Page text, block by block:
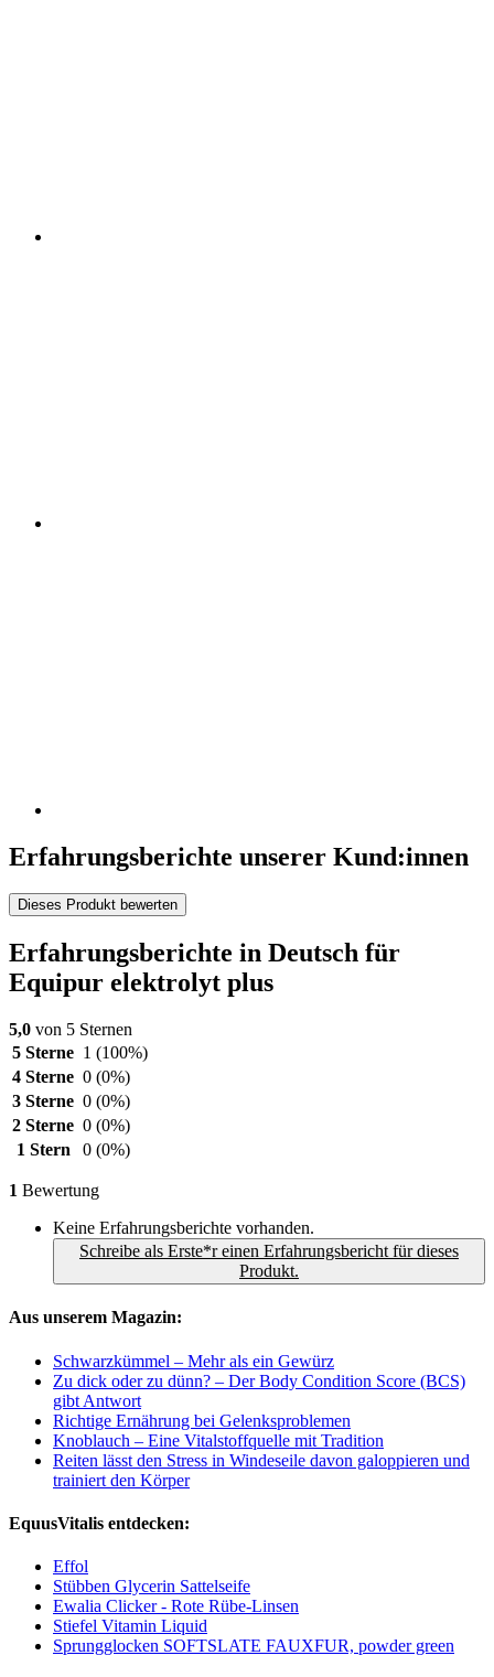
Erfahrungsberichte unserer Kund:innen
Dieses Produkt bewerten
Erfahrungsberichte in Deutsch für
Equipur elektrolyt plus
5,0 von 5 Sternen
5 Sterne 1 (100%)
4 Sterne 0 (0%)
3 Sterne 0 (0%)
2 Sterne 0 (0%)
1 Stern
0 (0%)
1 Bewertung
Keine Erfahrungsberichte vorhanden.
Schreibe als Erste*r einen Erfahrungsbericht für dieses
Produkt.
Aus unserem Magazin:
Schwarzkümmel – Mehr als ein Gewürz
Zu dick oder zu dünn? – Der Body Condition Score (BCS)
gibt Antwort
Richtige Ernährung bei Gelenksproblemen
Knoblauch – Eine Vitalstoffquelle mit Tradition
Reiten lässt den Stress in Windeseile davon galoppieren und
trainiert den Körper
EquusVitalis entdecken:
Effol
Stübben Glycerin Sattelseife
Ewalia Clicker - Rote Rübe-Linsen
Stiefel Vitamin Liquid
Sprungglocken SOFTSLATE FAUXFUR, powder green